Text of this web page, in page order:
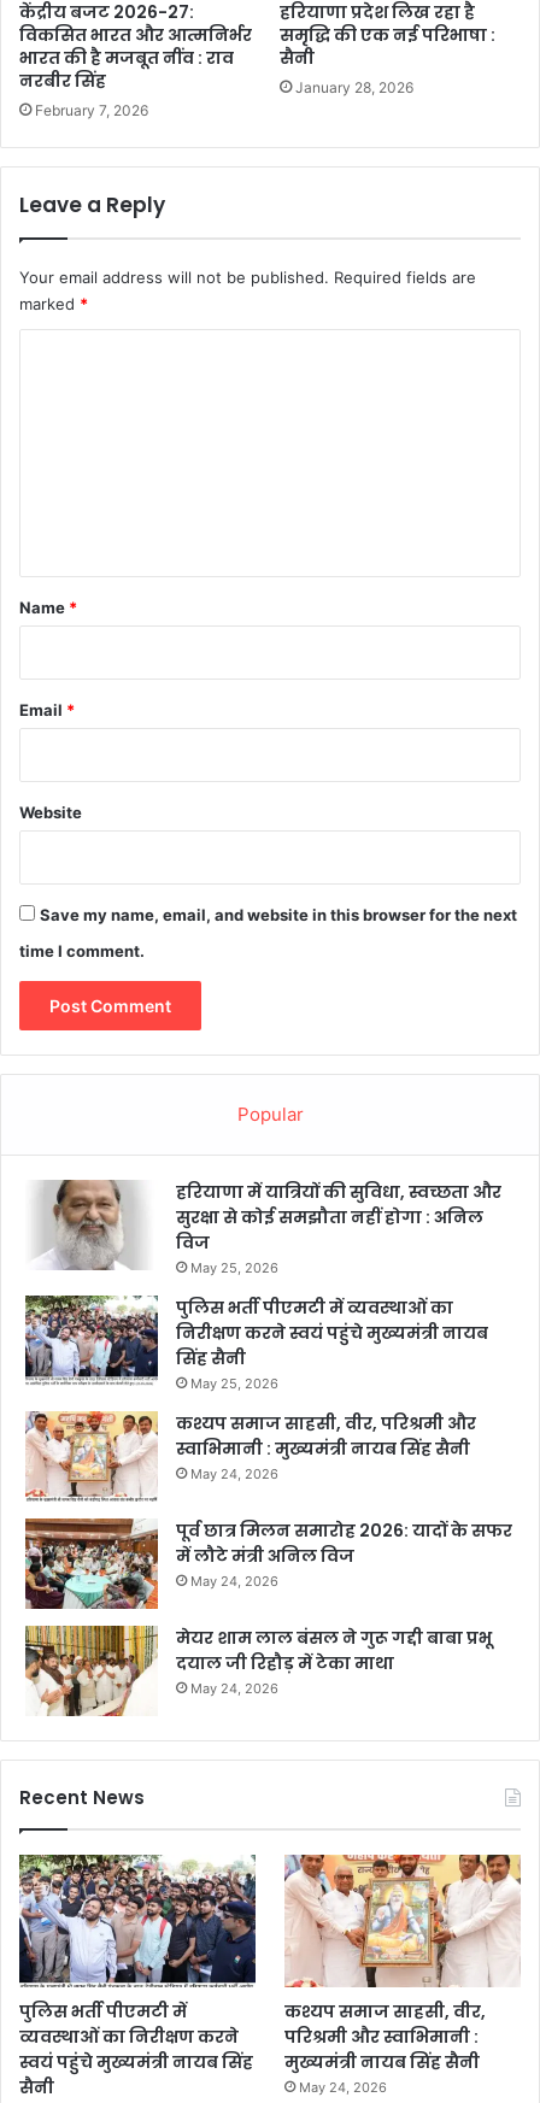
केंद्रीय बजट 2026-27:
विकसित भारत और आत्मनिर्भर
भारत की है मजबूत नींव : राव
नरबीर सिंह
February 7, 2026
हरियाणा प्रदेश लिख रहा है
समृद्धि की एक नई परिभाषा :
सैनी
January 28, 2026
Leave a Reply
Your email address will not be published. Required fields are
marked *
*
Name *
Email *
Website
Save my name, email, and website in this browser for the next
time I comment.
Popular
हरियाणा में यात्रियों की सुविधा, स्वच्छता और
सुरक्षा से कोई समझौता नहीं होगा : अनिल
विज
May 25, 2026
पुलिस भर्ती पीएमटी में व्यवस्थाओं का
निरीक्षण करने स्वयं पहुंचे मुख्यमंत्री नायब
सिंह सैनी
May 25, 2026
कश्यप समाज साहसी, वीर, परिश्रमी और
स्वाभिमानी : मुख्यमंत्री नायब सिंह सैनी
May 24, 2026
पूर्व छात्र मिलन समारोह 2026: यादों के सफर
में लौटे मंत्री अनिल विज
May 24, 2026
मेयर शाम लाल बंसल ने गुरू गद्दी बाबा प्रभू
दयाल जी रिहौड़ में टेका माथा
May 24, 2026
Recent News
पुलिस भर्ती पीएमटी में
व्यवस्थाओं का निरीक्षण करने
स्वयं पहुंचे मुख्यमंत्री नायब सिंह
सैनी
कश्यप समाज साहसी, वीर,
परिश्रमी और स्वाभिमानी :
मुख्यमंत्री नायब सिंह सैनी
May 24, 2026